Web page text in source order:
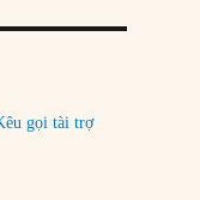
gọi tài trợ